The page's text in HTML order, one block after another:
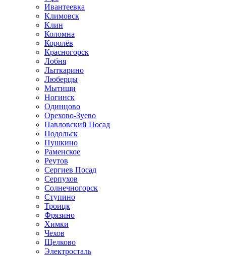
Ивантеевка
Климовск
Клин
Коломна
Королёв
Красногорск
Лобня
Лыткарино
Люберцы
Мытищи
Ногинск
Одинцово
Орехово-Зуево
Павловский Посад
Подольск
Пушкино
Раменское
Реутов
Сергиев Посад
Серпухов
Солнечногорск
Ступино
Троицк
Фрязино
Химки
Чехов
Щелково
Электросталь